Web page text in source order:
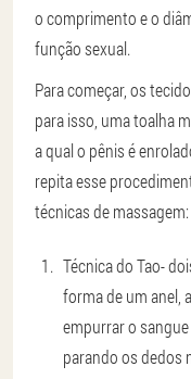
o comprimento e o
função sexual.
Para começar, os
para isso, uma toalha
a qual o pênis é
repita esse
técnicas de massagem:
Técnica do Tao-
forma de um anel,
empurrar o
parando os dedos